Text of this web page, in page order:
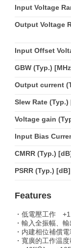
Input Voltage
Output Voltage
Input Offset
GBW (Typ.)
Output current
Slew Rate (Typ.)
Voltage gain
Input Bias
CMRR (Typ.)
PSRR (Typ.) [dB]
Features
・低電壓工作
・輸入全振幅、
・内建相位補償電
・寬廣的工作温度